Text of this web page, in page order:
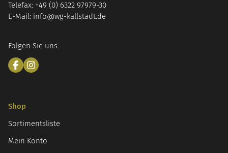
Telefax: +49 (0) 6322 97979-30
E-Mail: info@wg-kallstadt.de
Folgen Sie uns:
Shop
Sortimentsliste
Mein Konto